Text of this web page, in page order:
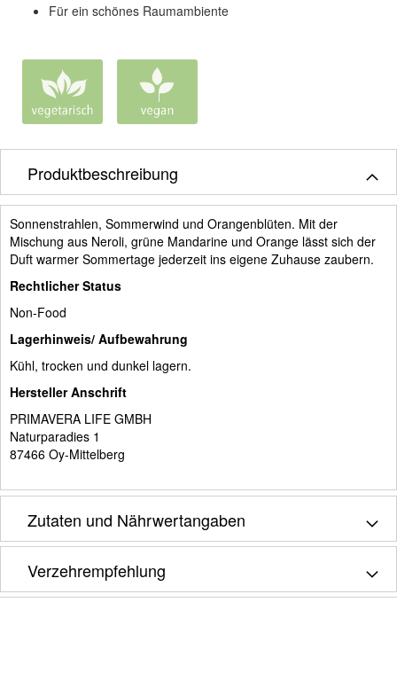
Für ein schönes Raumambiente
Produktbeschreibung
Sonnenstrahlen, Sommerwind und Orangenblüten. Mit der
Mischung aus Neroli, grüne Mandarine und Orange lässt sich der
Duft warmer Sommertage jederzeit ins eigene Zuhause zaubern.
Rechtlicher Status
Non-Food
Lagerhinweis/ Aufbewahrung
Kühl, trocken und dunkel lagern.
Hersteller Anschrift
PRIMAVERA LIFE GMBH
Naturparadies 1
87466 Oy-Mittelberg
Zutaten und Nährwertangaben
Verzehrempfehlung